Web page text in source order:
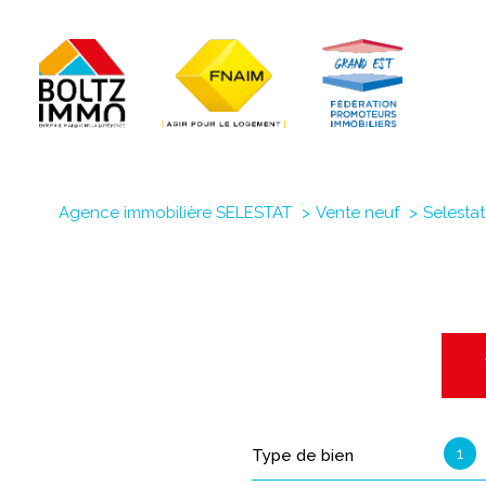
Agence immobilière SELESTAT Vente neuf Selestat
Type de bien 1